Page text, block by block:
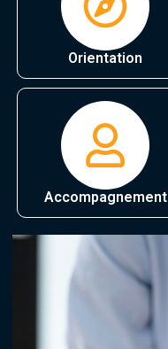
Orientation
Accompagnement